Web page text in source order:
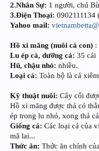
2.Nhân Sự: 1 người, chú
3.Điện Thoại: 0902111134
Yahoo mail:
Hồ xi măng (nuôi cá con) :
Lu ép cá, dưỡng cá: 35 cái
Hũ, chậu nhỏ: nhiều.
Loại cá: Toàn bộ là cá
Kỹ thuật nuôi: Cây cối
Hồ xi măng được thả cỏ
ép trong lu nhỏ, xong thả
Giống cá: Các loại cá của
mã lai...
Thức ăn: Thức ăn chính